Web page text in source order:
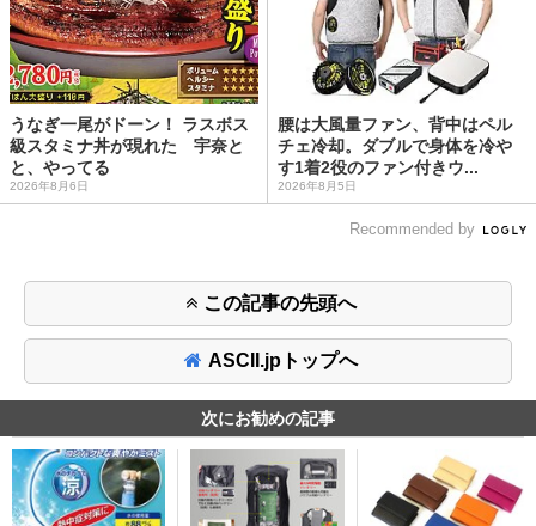
うなぎ一尾がドーン！ ラスボス
級スタミナ丼が現れた 宇奈と
と、やってる
2026年8月6日
腰は大風量ファン、背中はペル
チェ冷却。ダブルで身体を冷や
す1着2役のファン付きウ...
2026年8月5日
Recommended by
この記事の先頭へ
ASCII.jpトップへ
次にお勧めの記事